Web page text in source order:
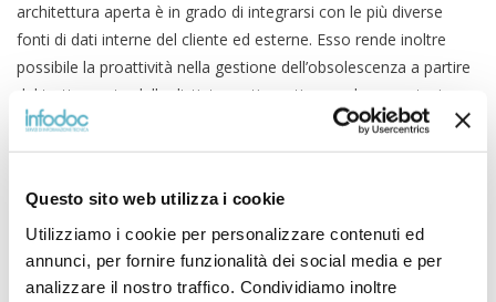
Questo sito web utilizza i cookie
Utilizziamo i cookie per personalizzare contenuti ed
annunci, per fornire funzionalità dei social media e per
analizzare il nostro traffico. Condividiamo inoltre
architettura aperta è in grado di integrarsi con le più diverse
fonti di dati interne del cliente ed esterne. Esso rende inoltre
possibile la proattività nella gestione dell’obsolescenza a partire
dal trattamento delle distinte parti, gestione e documentazione
dei diversi casi e relative soluzioni, nonchè valutazione e
misurazione dei costi evitabili (cost avoidance) e quindi del ROI
pesi/punteggio che vengono attribuiti in specifiche aree della
sostenibilità: